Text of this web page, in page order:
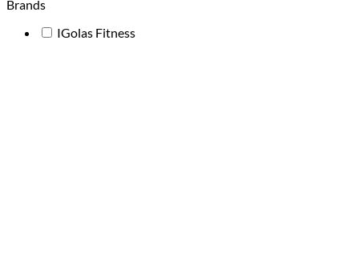
Brands
IGolas Fitness